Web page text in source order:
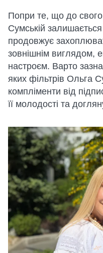
Попри те, що до
Сумській
продовжує
зовнішнім виглядом,
настроєм. Варто
яких фільтрів Ольга
компліменти від
її молодості та